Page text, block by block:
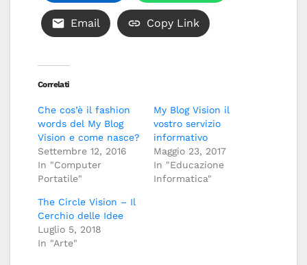
Email Copy Link
Correlati
Che cos’è il fashion
words del My Blog
Vision e come nasce?
Settembre 12, 2016
In "Computer
Portatile"
My Blog Vision il
vostro servizio
informativo
Maggio 23, 2017
In "Educazione
Informatica"
The Circle Vision – Il
Cerchio delle Idee
Luglio 5, 2018
In "Arte"